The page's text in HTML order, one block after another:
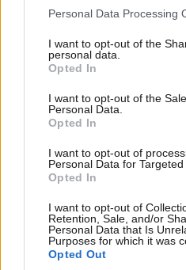
Please note that this website/
not limited to your visit or
grant or deny consent to
use your data for below
consent section.
Personal Data Processing
I want to opt-out of the
personal data.
Opted In
I want to opt-out of the
Personal Data.
Opted In
I want to opt-out of
Personal Data for Targeted
Opted In
I want to opt-out of
Retention, Sale, and/or
Personal Data that Is
Purposes for which it was
Opted Out
Πες
40